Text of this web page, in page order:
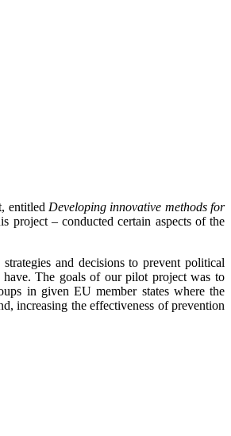
entitled Developing innovative methods for
– conducted certain aspects of the
and decisions to prevent political
have. The goals of our pilot project was to
in given EU member states where the
increasing the effectiveness of prevention